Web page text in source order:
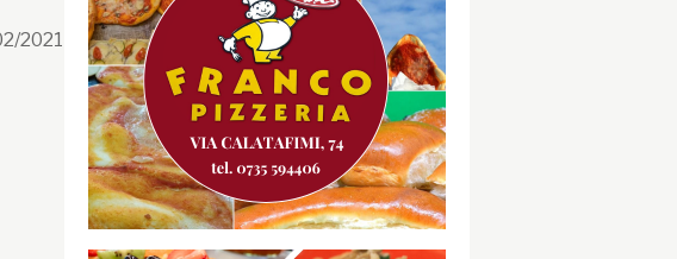
n. 199/2021
Facebook
Instagram
Twitter
Youtube